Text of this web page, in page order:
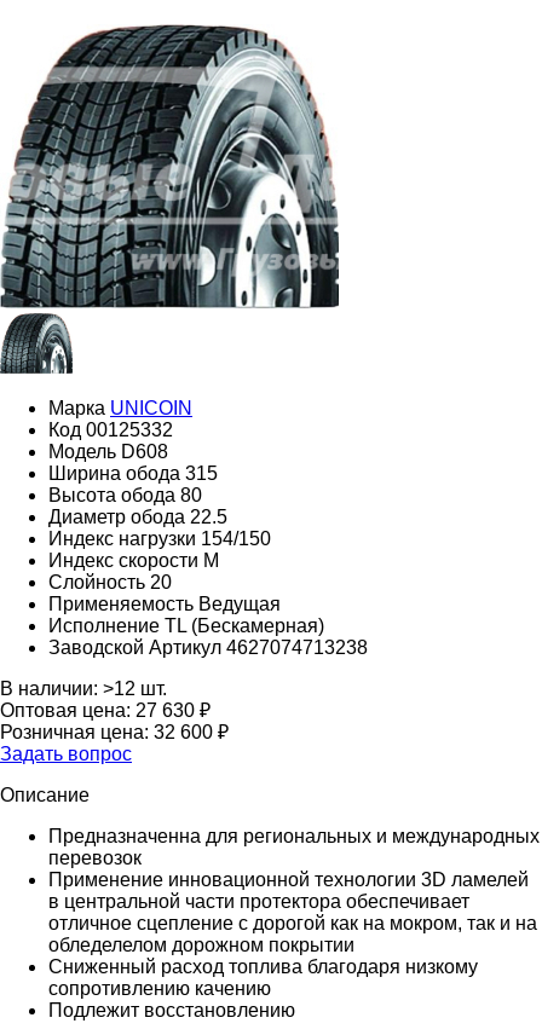
Марка UNICOIN
Код 00125332
Модель D608
Ширина обода 315
Высота обода 80
Диаметр обода 22.5
Индекс нагрузки 154/150
Индекс скорости M
Слойность 20
Применяемость Ведущая
Исполнение TL (Бескамерная)
Заводской Артикул 4627074713238
В наличии: >12 шт.
Оптовая цена: 27 630 ₽
Розничная цена: 32 600 ₽
Задать вопрос
Описание
Предназначенна для региональных и международных
перевозок
Применение инновационной технологии 3D ламелей
в центральной части протектора обеспечивает
отличное сцепление с дорогой как на мокром, так и на
обледелелом дорожном покрытии
Сниженный расход топлива благодаря низкому
сопротивлению качению
Подлежит восстановлению